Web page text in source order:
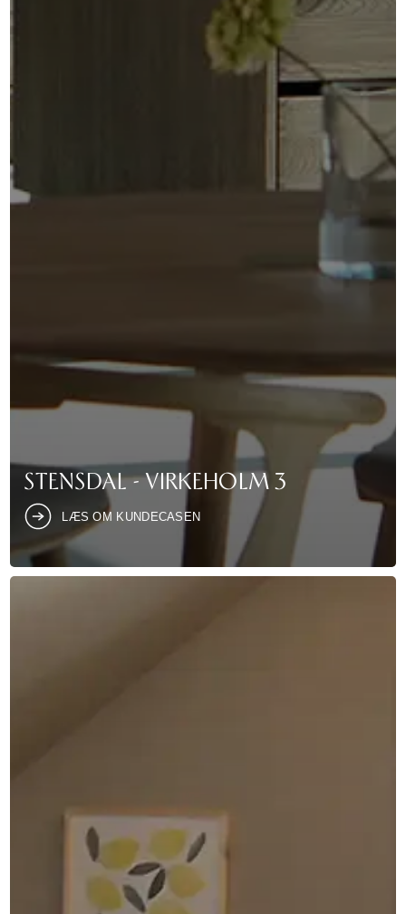
STENSDAL - VIRKEHOLM 3
LÆS OM KUNDECASEN